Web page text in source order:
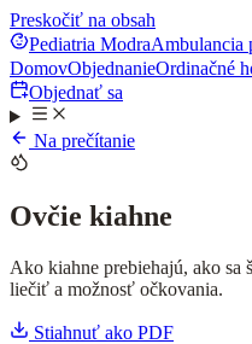
Preskočiť na obsah
Pediatria ModraAmbulancia
DomovObjednanieOrdinačné
Objednať sa
Na prečítanie
Ovčie kiahne
Ako kiahne prebiehajú, ako sa
liečiť a možnosť očkovania.
Stiahnuť ako PDF